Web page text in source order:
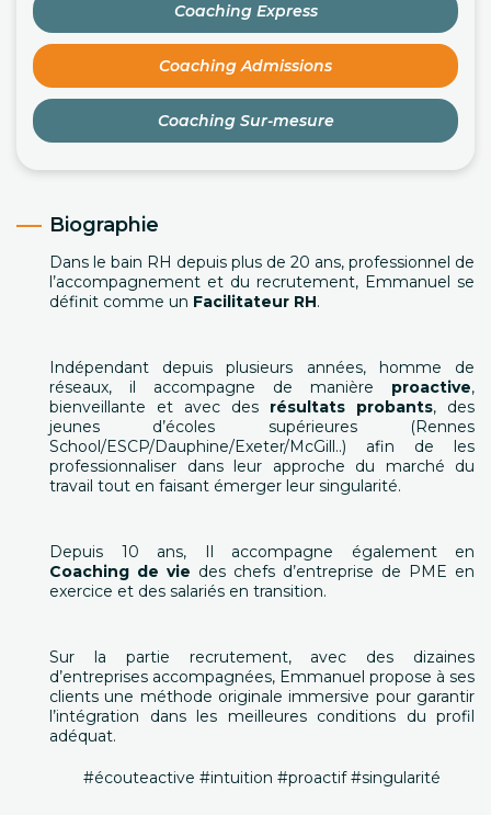
Coaching Express
Coaching Admissions
Coaching Sur-mesure
Biographie
Dans le bain RH depuis plus de 20 ans, professionnel de
l’accompagnement et du recrutement, Emmanuel se
définit comme un Facilitateur RH.
Indépendant depuis plusieurs années, homme de
réseaux, il accompagne de manière proactive,
bienveillante et avec des résultats probants, des
jeunes d’écoles supérieures (Rennes
School/ESCP/Dauphine/Exeter/McGill..) afin de les
professionnaliser dans leur approche du marché du
travail tout en faisant émerger leur singularité.
Depuis 10 ans, Il accompagne également en
Coaching de vie des chefs d’entreprise de PME en
exercice et des salariés en transition.
Sur la partie recrutement, avec des dizaines
d’entreprises accompagnées, Emmanuel propose à ses
clients une méthode originale immersive pour garantir
l’intégration dans les meilleures conditions du profil
adéquat.
#écouteactive‌ ‌#intuition‌ ‌#proactif‌ ‌#singularité‌